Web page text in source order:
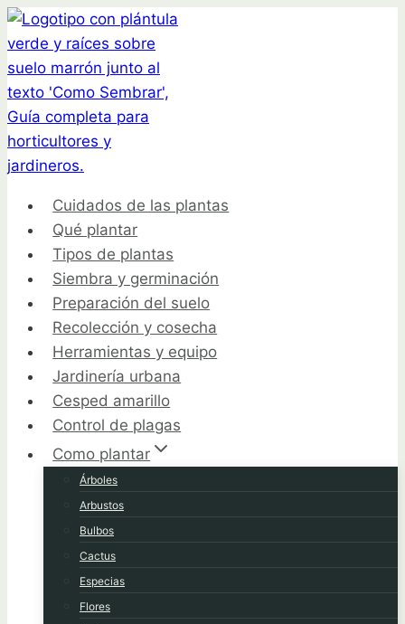
Saltar
al
contenido
Cuidados de las plantas
Qué plantar
Tipos de plantas
Siembra y germinación
Preparación del suelo
Recolección y cosecha
Herramientas y equipo
Jardinería urbana
Cesped amarillo
Control de plagas
Como plantar
Árboles
Arbustos
Bulbos
Cactus
Especias
Flores